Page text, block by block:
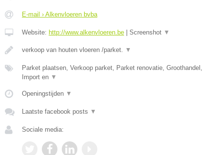
E-mail › Alkenvloeren bvba
Website: http://www.alkenvloeren.be Screenshot ▼
verkoop van houten vloeren /parket. ▼
Parket plaatsen, Verkoop parket, Parket renovatie, Groothandel,
Import en ▼
Openingstijden ▼
Laatste facebook posts ▼
Sociale media: